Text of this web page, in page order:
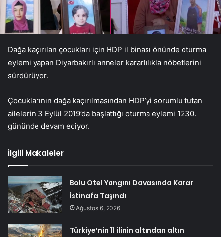
Dağa kaçırılan çocukları için HDP il binası önünde oturma
eylemi yapan Diyarbakırlı anneler kararlılıkla nöbetlerini
sürdürüyor.
Çocuklarının dağa kaçırılmasından HDP’yi sorumlu tutan
ailelerin 3 Eylül 2019’da başlattığı oturma eylemi 1230.
gününde devam ediyor.
İlgili Makaleler
Bolu Otel Yangını Davasında Karar
İstinafa Taşındı
Ağustos 6, 2026
Türkiye’nin 11 ilinin altından altın